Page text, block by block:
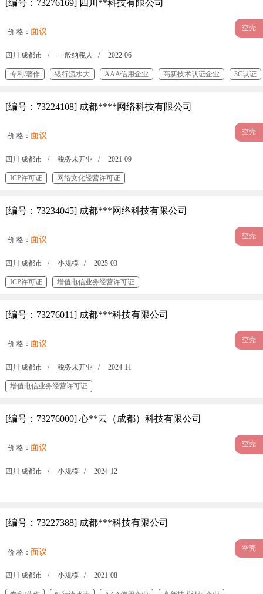
[编号：73276169] 四川**科技有限公司
价 格： 面议 空壳
四川 成都市 / 一般纳税人 / 2022-06
专利/著作 银行流水大 AAA信用企业 高新技术认证企业 3C认证
[编号：73224108] 成都****网络科技有限公司
价 格： 面议 空壳
四川 成都市 / 税务未开业 / 2021-09
ICP许可证 网络文化经营许可证
[编号：73234045] 成都***网络科技有限公司
价 格： 面议 空壳
四川 成都市 / 小规模 / 2025-03
ICP许可证 增值电信业务经营许可证
[编号：73276011] 成都***科技有限公司
价 格： 面议 空壳
四川 成都市 / 税务未开业 / 2024-11
增值电信业务经营许可证
[编号：73276000] 心**云（成都）科技有限公司
价 格： 面议 空壳
四川 成都市 / 小规模 / 2024-12
[编号：73227388] 成都***科技有限公司
价 格： 面议 空壳
四川 成都市 / 小规模 / 2021-08